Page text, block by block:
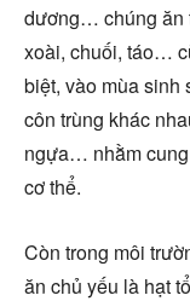
dương… chúng ăn
xoài, chuối, táo…
biệt, vào mùa sinh
côn trùng khác
ngựa… nhằm
cơ thể.
Còn trong môi
ăn chủ yếu là hạt